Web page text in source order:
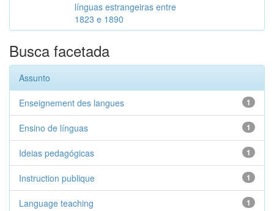
línguas estrangeiras entre
1823 e 1890
Busca facetada
Assunto
1
Enseignement des langues
1
Ensino de línguas
1
Ideias pedagógicas
1
Instruction publique
1
Language teaching